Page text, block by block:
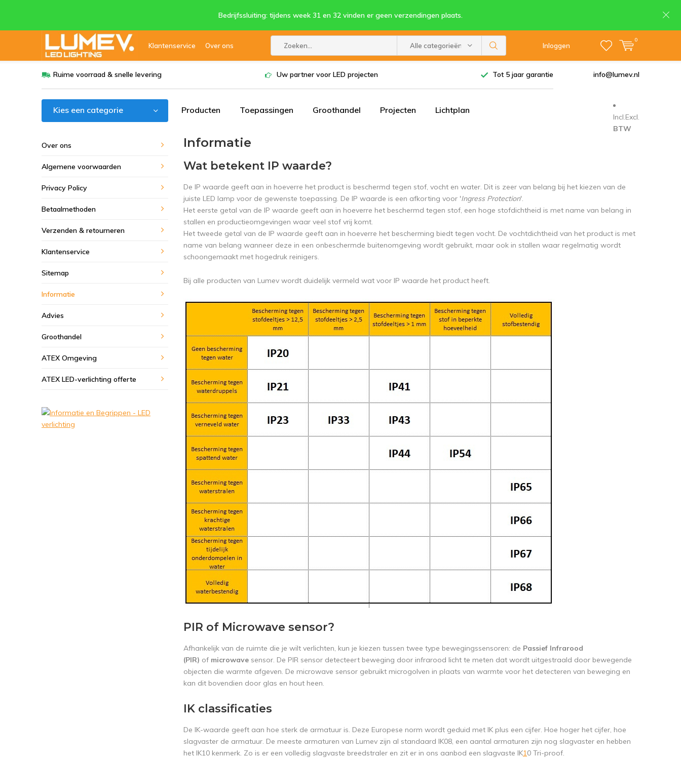
Klantenservice Over ons Alle categorieën Inloggen
0
Bedrijfssluiting: tijdens week 31 en 32 vinden er geen verzendingen plaats.
Ruime voorraad & snelle levering Uw partner voor LED projecten Tot 5 jaar garantie info@lumev.nl
Kies een categorie Producten Toepassingen Groothandel Projecten Lichtplan
Incl. Excl.
BTW
Informatie
Wat betekent IP waarde?
De IP waarde geeft aan in hoeverre het product is beschermd tegen stof, vocht en water. Dit is zeer van belang bij het kiezen van de
juiste LED lamp voor de gewenste toepassing. De IP waarde is een afkorting voor 'Ingress Protection'.
Het eerste getal van de IP waarde geeft aan in hoeverre het beschermd tegen stof, een hoge stofdichtheid is met name van belang in
stallen en productieomgevingen waar veel stof vrij komt.
Het tweede getal van de IP waarde geeft aan in hoeverre het bescherming biedt tegen vocht. De vochtdichtheid van het product is met
name van belang wanneer deze in een onbeschermde buitenomgeving wordt gebruikt, maar ook in stallen waar regelmatig wordt
schoongemaakt met hogedruk reinigers.
Bij alle producten van Lumev wordt duidelijk vermeld wat voor IP waarde het product heeft.
PIR of Microwave sensor?
Afhankelijk van de ruimte die je wilt verlichten, kun je kiezen tussen twee type bewegingssensoren: de Passief Infrarood
(PIR) of microwave sensor. De PIR sensor detecteert beweging door infrarood licht te meten dat wordt uitgestraald door bewegende
objecten die warmte afgeven. De microwave sensor gebruikt microgolven in plaats van warmte voor het detecteren van beweging en
kan dit bovendien door glas en hout heen.
IK classificaties
De IK-waarde geeft aan hoe sterk de armatuur is. Deze Europese norm wordt geduid met IK plus een cijfer. Hoe hoger het cijfer, hoe
slagvaster de armatuur. De meeste armaturen van Lumev zijn al standaard IK08, een aantal armaturen zijn nog slagvaster en hebben
het IK10 kenmerk. Zo is er een volledig slagvaste breedstraler en zit er in ons aanbod een slagvaste IK10 Tri-proof.
Over ons
Algemene voorwaarden
Privacy Policy
Betaalmethoden
Verzenden & retourneren
Klantenservice
Sitemap
Informatie
Advies
Groothandel
ATEX Omgeving
ATEX LED-verlichting offerte